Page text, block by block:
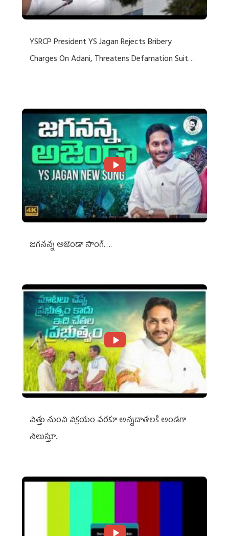
YSRCP President YS Jagan Rejects Bribery
Charges On Adani, Threatens Defamation Suit
జగనన్న అజెండా సాంగ్….
విత్తు నుంచి విక్రయం వరకూ అన్నదాతలకి అండగా
నిలుస్తూ..